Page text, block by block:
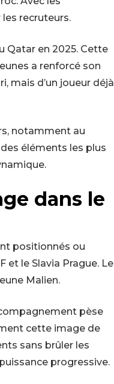
recruteurs.
Qatar en 2025. Cette
a renforcé son
mais d’un joueur déjà
notamment au
éléments les plus
dans le
positionnés ou
et le Slavia Prague. Le
Malien.
pèse
cette image de
sans brûler les
progressive.